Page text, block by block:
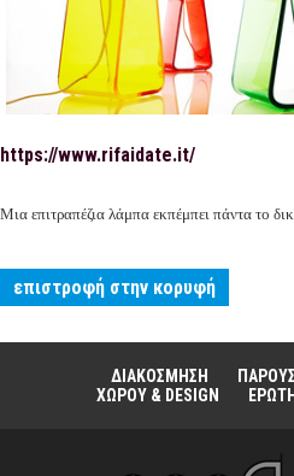
https://www.rifaidate.it/
Μια επιτραπέζια λάμπα εκπέμπει πάντα το
επιστροφή στην κορυφή
ΔΙΑΚΟΣΜΗΣΗ
ΧΩΡΟΥ & DESIGN